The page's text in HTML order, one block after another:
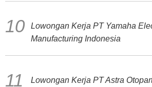
Lowongan Kerja PT Yamaha
Manufacturing Indonesia
Lowongan Kerja PT Astra